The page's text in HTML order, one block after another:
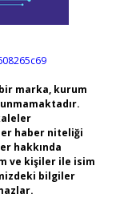
marka, kurum
haber niteliği
hakkında
ve kişiler ile isim
bilgiler